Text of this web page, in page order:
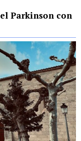
Parkinson con